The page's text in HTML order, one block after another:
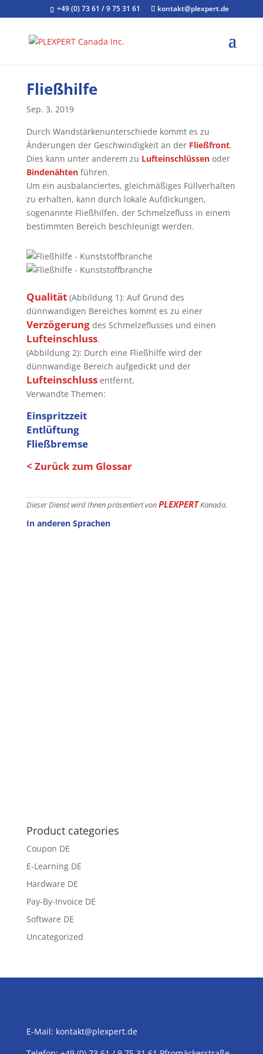
+49 (0) 73 61 / 9 75 31 61 kontakt@plexpert.de
Fließhilfe
Sep. 3, 2019
Durch Wandstärkenunterschiede kommt es zu
Änderungen der Geschwindigkeit an der Fließfront.
Dies kann unter anderem zu Lufteinschlüssenoder
Bindenähtenführen.
Um ein ausbalanciertes, gleichmäßiges Füllverhalten
zu erhalten, kann durch lokale Aufdickungen,
sogenannte Fließhilfen, der Schmelzefluss in einem
bestimmten Bereich beschleunigt werden.
Qualität(Abbildung 1): Auf Grund des
dünnwandigen Bereiches kommt es zu einer
Verzögerungdes Schmelzeflusses und einen
Lufteinschluss.
(Abbildung 2): Durch eine Fließhilfe wird der
dünnwandige Bereich aufgedickt und der
Lufteinschlussentfernt.
Verwandte Themen:
Einspritzzeit
Entlüftung
Fließbremse
< Zurück zum Glossar
Dieser Dienst wird Ihnen präsentiert vonPLEXPERTKanada.
In anderen Sprachen
Product categories
Coupon DE
E-Learning DE
Hardware DE
Pay-By-Invoice DE
Software DE
Uncategorized
E-Mail: kontakt@plexpert.de